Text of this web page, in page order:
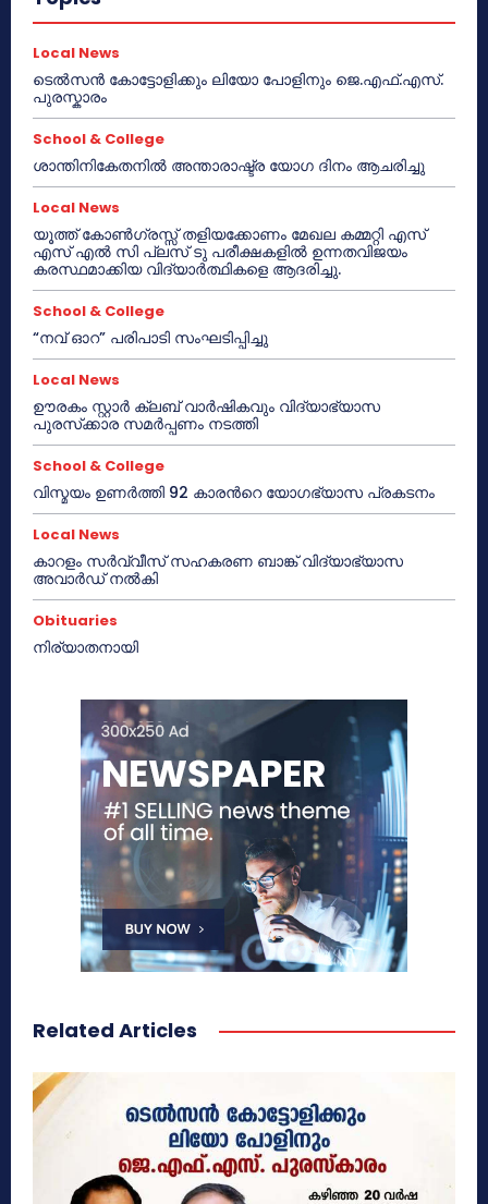
Local News
ടെൽസൻ കോട്ടോളിക്കും ലിയോ പോളിനും ജെ.എഫ്.എസ്.
പുരസ്കാരം
School & College
ശാന്തിനികേതനിൽ അന്താരാഷ്ട്ര യോഗ ദിനം ആചരിച്ചു
Local News
യൂത്ത് കോൺഗ്രസ്സ് തളിയക്കോണം മേഖല കമ്മറ്റി എസ്
എസ് എൽ സി പ്ലസ് ടു പരീക്ഷകളിൽ ഉന്നതവിജയം
കരസ്ഥമാക്കിയ വിദ്യാർത്ഥികളെ ആദരിച്ചു.
School & College
“നവ് ഓറ” പരിപാടി സംഘടിപ്പിച്ചു
Local News
ഊരകം സ്റ്റാർ ക്ലബ് വാർഷികവും വിദ്യാഭ്യാസ
പുരസ്‌ക്കാര സമർപ്പണം നടത്തി
School & College
വിസ്മയം ഉണർത്തി 92 കാരൻറെ യോഗഭ്യാസ പ്രകടനം
Local News
കാറളം സർവ്വീസ് സഹകരണ ബാങ്ക് വിദ്യാഭ്യാസ
അവാർഡ് നൽകി
Obituaries
നിര്യാതനായി
Related Articles